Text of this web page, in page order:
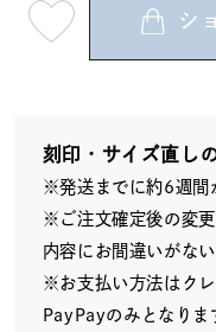
08
送
シ
刻印・サイズ直し
※発送までに約6週間
※ご注文確定後の変
内容にお間違いがな
※お支払い方法はクレ
PayPayのみとなりま